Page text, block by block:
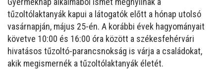
tűzoltólaktanyák kapui a látogatók előtt a hónap utolsó
vasárnapján, május 25-én. A korábbi évek hagyományait
követve 10:00 és 16:00 óra között a székesfehérvári
hivatásos tűzoltó-parancsnokság is várja a családokat,
akik megismernék a tűzoltólaktanyák életét.